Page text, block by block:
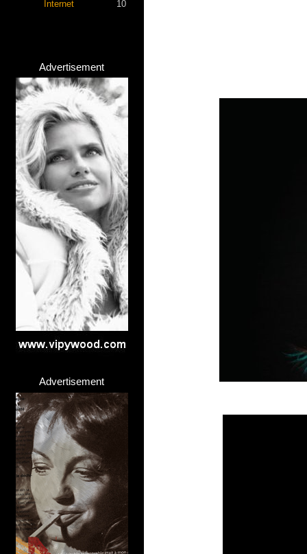
Internet 10
Advertisement
Advertisement